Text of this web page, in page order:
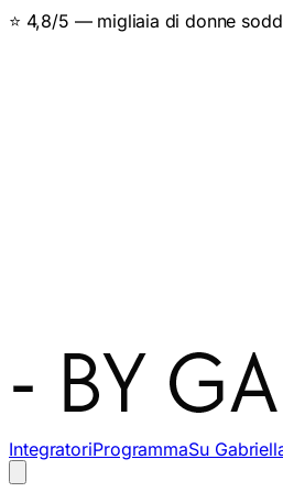
⭐ 4,8/5 — migliaia di donne
IntegratoriProgrammaSu